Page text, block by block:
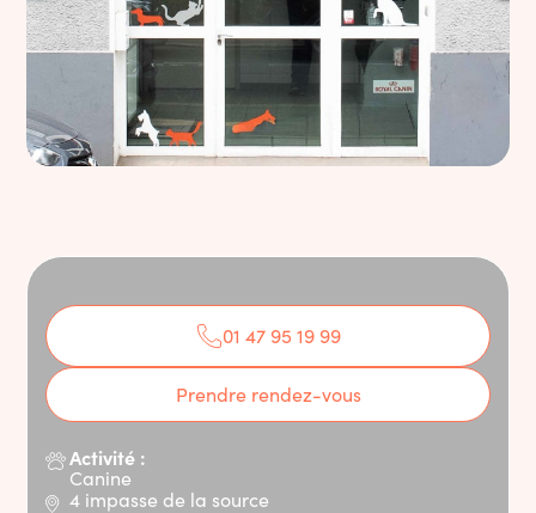
01 47 95 19 99
Prendre rendez-vous
Activité :
Canine
4 impasse de la source